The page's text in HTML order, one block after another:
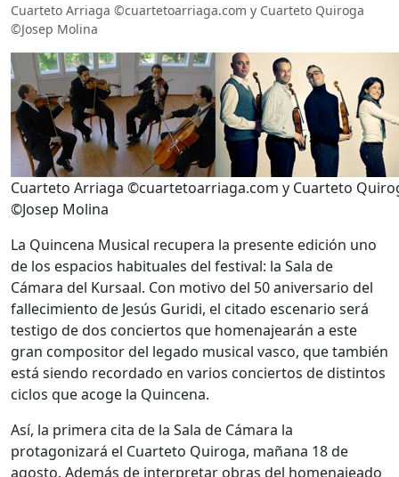
Cuarteto Arriaga ©cuartetoarriaga.com y Cuarteto Quiroga
©Josep Molina
Cuarteto Arriaga ©cuartetoarriaga.com y Cuarteto
©Josep Molina
La Quincena Musical recupera la presente edición uno
de los espacios habituales del festival: la Sala de
Cámara del Kursaal. Con motivo del 50 aniversario del
fallecimiento de Jesús Guridi, el citado escenario será
testigo de dos conciertos que homenajearán a este
gran compositor del legado musical vasco, que también
está siendo recordado en varios conciertos de distintos
ciclos que acoge la Quincena.
Así, la primera cita de la Sala de Cámara la
protagonizará el Cuarteto Quiroga, mañana 18 de
agosto. Además de interpretar obras del homenajeado